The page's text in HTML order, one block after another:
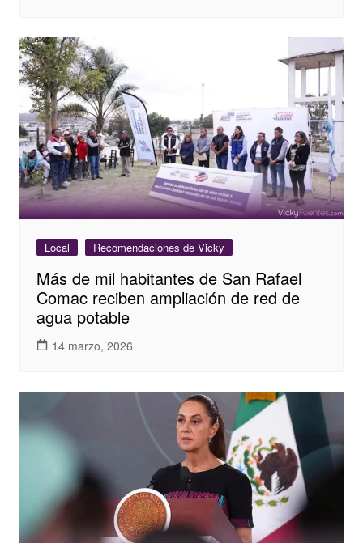
Local Recomendaciones de Vicky
Más de mil habitantes de San Rafael
Comac reciben ampliación de red de
agua potable
14 marzo, 2026